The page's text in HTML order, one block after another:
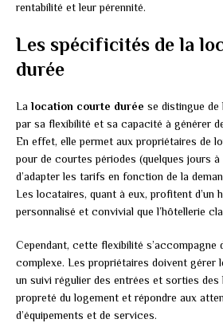
rentabilité et leur pérennité.
Les spécificités de la
durée
La location courte durée se distingue
par sa flexibilité et sa capacité à générer
En effet, elle permet aux propriétaires de
pour de courtes périodes (quelques jours
d’adapter les tarifs en fonction de la
Les locataires, quant à eux, profitent d’un
personnalisé et convivial que l’hôtellerie
Cependant, cette flexibilité s’accompagne
complexe. Les propriétaires doivent gérer
un suivi régulier des entrées et sorties
propreté du logement et répondre aux
d’équipements et de services.